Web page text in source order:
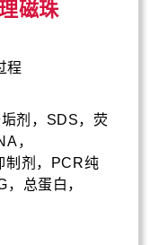
磁珠
程
剂，SDS，荧
，
制剂，PCR纯
总蛋白，